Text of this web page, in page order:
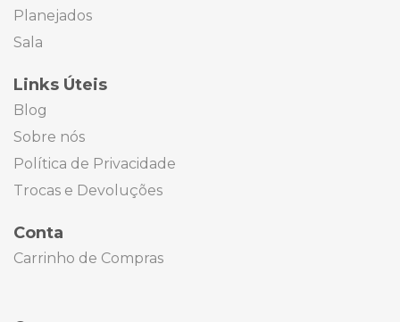
Planejados
Sala
Links Úteis
Blog
Sobre nós
Política de Privacidade
Trocas e Devoluções
Conta
Carrinho de Compras